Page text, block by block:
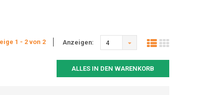
1 - 2 von 2 Anzeigen: 4
ALLES IN DEN WARENKORB